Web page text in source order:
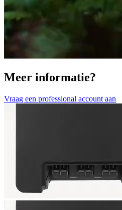
Meer informatie?
Vraag een professional account aan